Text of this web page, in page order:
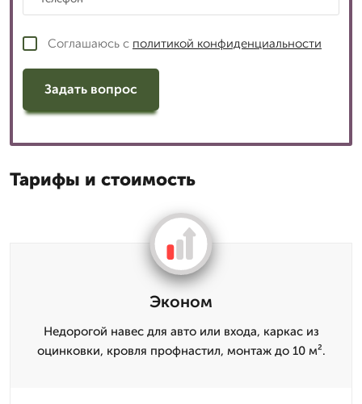
Соглашаюсь с политикой конфиденциальности
Задать вопрос
Тарифы и стоимость
Эконом
Недорогой навес для авто или входа, каркас из
оцинковки, кровля профнастил, монтаж до 10 м².